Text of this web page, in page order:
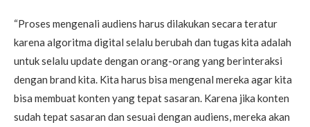
“Proses mengenali audiens harus dilakukan secara teratur
karena algoritma digital selalu berubah dan tugas kita adalah
untuk selalu update dengan orang-orang yang berinteraksi
dengan brand kita. Kita harus bisa mengenal mereka agar kita
bisa membuat konten yang tepat sasaran. Karena jika konten
sudah tepat sasaran dan sesuai dengan audiens, mereka akan